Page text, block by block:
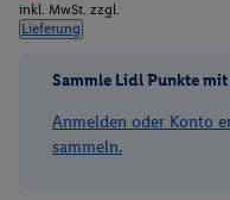
inkl. MwSt. zzgl.
Lieferung
Sammle Lidl Punkte
Anmelden oder Konto
sammeln.